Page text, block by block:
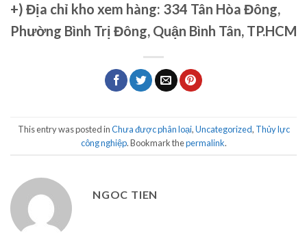
+) Địa chỉ kho xem hàng: 334 Tân Hòa Đông,
Phường Bình Trị Đông, Quận Bình Tân, TP.HCM
This entry was posted inChưa được phân loại,Uncategorized, Thủy lực
công nghiệp. Bookmark thepermalink.
NGOC TIEN